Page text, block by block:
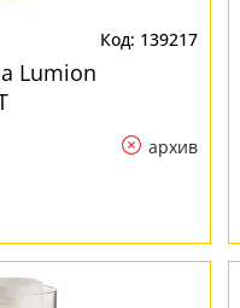
139217
Lumion
архив